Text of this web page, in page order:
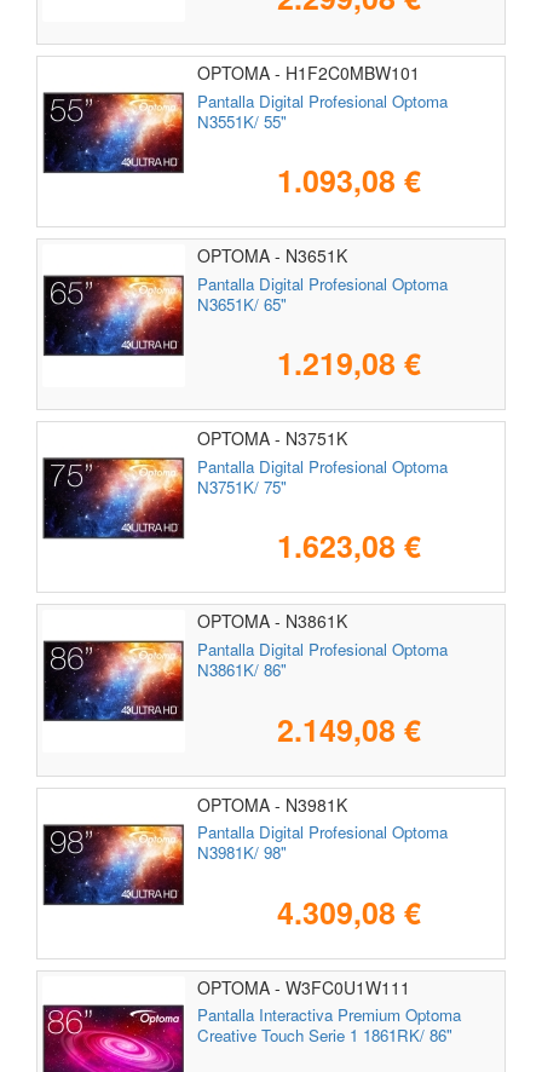
OPTOMA - H1F2C0MBW101
Pantalla Digital Profesional Optoma
N3551K/ 55"
1.093,08 €
OPTOMA - N3651K
Pantalla Digital Profesional Optoma
N3651K/ 65"
1.219,08 €
OPTOMA - N3751K
Pantalla Digital Profesional Optoma
N3751K/ 75"
1.623,08 €
OPTOMA - N3861K
Pantalla Digital Profesional Optoma
N3861K/ 86"
2.149,08 €
OPTOMA - N3981K
Pantalla Digital Profesional Optoma
N3981K/ 98"
4.309,08 €
OPTOMA - W3FC0U1W111
Pantalla Interactiva Premium Optoma
Creative Touch Serie 1 1861RK/ 86"